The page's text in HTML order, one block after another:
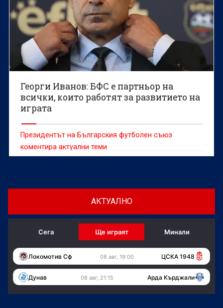
Георги Иванов: БФС е партньор на
всички, които работят за развитието на
играта
Президентът на Българския футболен съюз
коментира актуални теми
АКТУАЛНО
Сега Ще играят Минали
Локомотив Сф 08 авг, 19:00 ЦСКА 1948
Дунав 08 авг, 21:15 Арда Кърджали